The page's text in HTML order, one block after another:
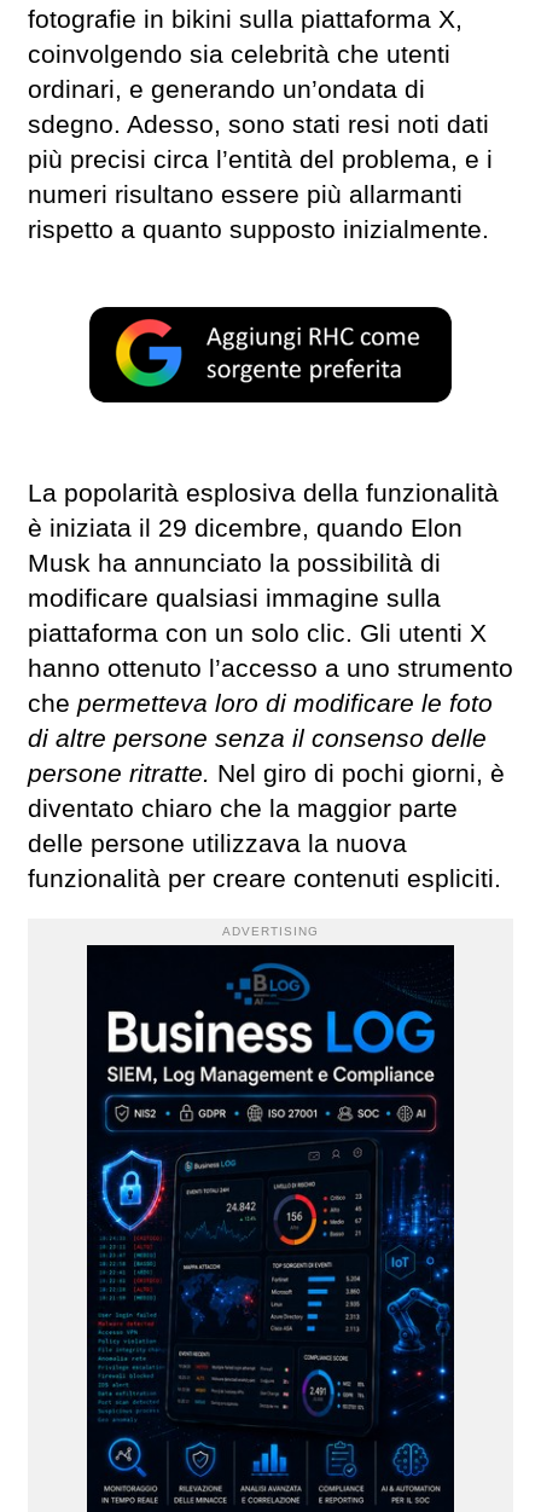
fotografie in bikini sulla piattaforma X,
coinvolgendo sia celebrità che utenti
ordinari, e generando un’ondata di
sdegno. Adesso, sono stati resi noti dati
più precisi circa l’entità del problema, e i
numeri risultano essere più allarmanti
rispetto a quanto supposto inizialmente.
La popolarità esplosiva della funzionalità
è iniziata il 29 dicembre, quando Elon
Musk ha annunciato la possibilità di
modificare qualsiasi immagine sulla
piattaforma con un solo clic. Gli utenti X
hanno ottenuto l’accesso a uno strumento
che permetteva loro di modificare le foto
di altre persone senza il consenso delle
persone ritratte. Nel giro di pochi giorni, è
diventato chiaro che la maggior parte
delle persone utilizzava la nuova
funzionalità per creare contenuti espliciti.
ADVERTISING